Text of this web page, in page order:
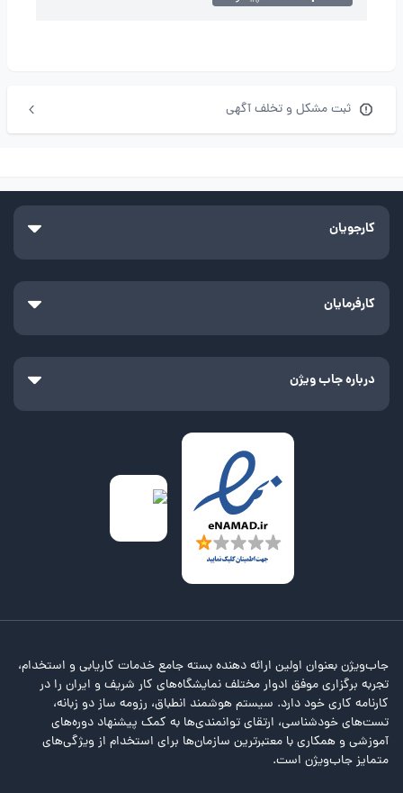
ثبت مشکل و تخلف آگهی
کارجویان
کارفرمایان
درباره جاب ویژن
جاب‌ویژن بعنوان اولین ارائه دهنده بسته جامع خدمات کاریابی و استخدام،
تجربه برگزاری موفق ادوار مختلف نمایشگاه‌های کار شریف و ایران را در
کارنامه کاری خود دارد. سیستم هوشمند انطباق، رزومه ساز دو زبانه،
تست‌های خودشناسی، ارتقای توانمندی‌ها به کمک پیشنهاد دوره‌های
آموزشی و همکاری با معتبرترین سازمان‌ها برای استخدام از ویژگی‌های
متمایز جاب‌ویژن است.